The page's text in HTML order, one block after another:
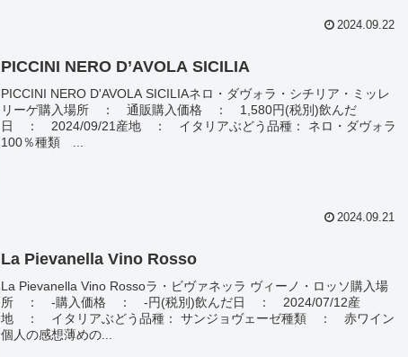
2024.09.22
PICCINI NERO D’AVOLA SICILIA
PICCINI NERO D'AVOLA SICILIAネロ・ダヴォラ・シチリア・ミッレ
リーゲ購入場所 ： 通販購入価格 ： 1,580円(税別)飲んだ
日 ： 2024/09/21産地 ： イタリアぶどう品種： ネロ・ダヴォラ
100％種類 ...
2024.09.21
La Pievanella Vino Rosso
La Pievanella Vino Rossoラ・ビヴァネッラ ヴィーノ・ロッソ購入場
所 ： -購入価格 ： -円(税別)飲んだ日 ： 2024/07/12産
地 ： イタリアぶどう品種： サンジョヴェーゼ種類 ： 赤ワイン
個人の感想薄めの...